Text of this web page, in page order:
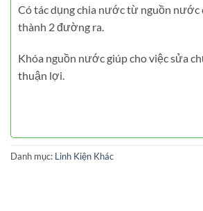
Có tác dụng chia nước từ nguồn nước
thành 2 đường ra.
Khóa nguồn nước giúp cho việc sửa
thuận lợi.
Danh mục: Linh Kiện Khác